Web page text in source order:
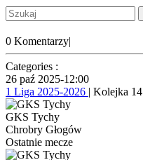
Close
Menu
Szukaj:
Account
0 Komentarzy|
Categories :
26 paź 2025-12:00
1 Liga 2025-2026 | Kolejka 14
GKS Tychy
Chrobry Głogów
Ostatnie mecze